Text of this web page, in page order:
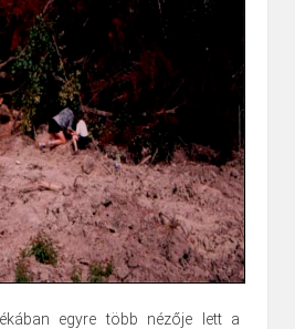
egyre több nézője lett a